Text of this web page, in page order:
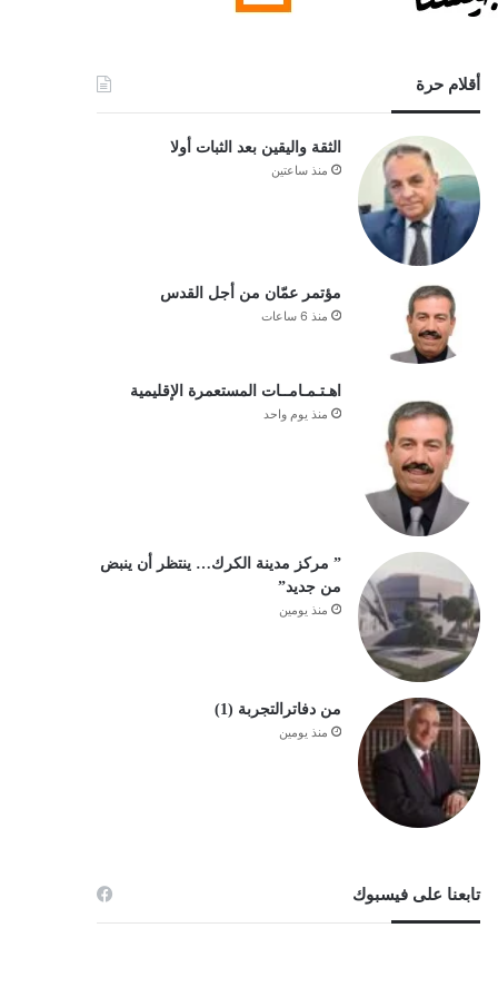
أقلام حرة
الثقة واليقين بعد الثبات أولا
منذ ساعتين
مؤتمر عمّان من أجل القدس
منذ 6 ساعات
اهـتـمـامــات المستعمرة الإقليمية
منذ يوم واحد
” مركز مدينة الكرك… ينتظر أن ينبض
من جديد”
منذ يومين
من دفاترالتجربة (1)
منذ يومين
تابعنا على فيسبوك